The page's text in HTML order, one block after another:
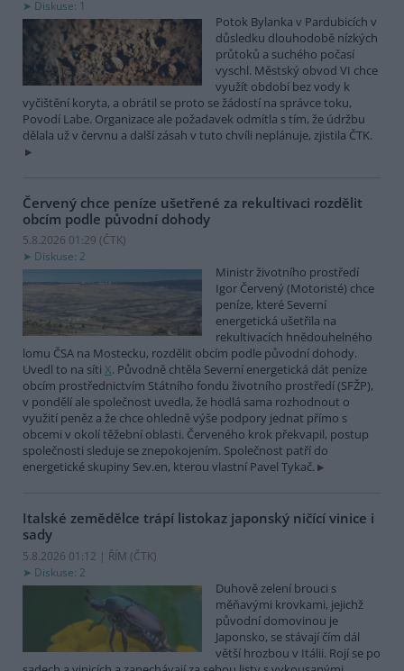
Diskuse: 1
Potok Bylanka v Pardubicích v
důsledku dlouhodobě nízkých
průtoků a suchého počasí
vyschl. Městský obvod VI chce
využít období bez vody k
vyčištění koryta, a obrátil se proto se žádostí na správce toku,
Povodí Labe. Organizace ale požadavek odmítla s tím, že údržbu
dělala už v červnu a další zásah v tuto chvíli neplánuje, zjistila ČTK.
Červený chce peníze ušetřené za rekultivaci rozdělit
obcím podle původní dohody
5.8.2026 01:29 (ČTK)
Diskuse: 2
Ministr životního prostředí
Igor Červený (Motoristé) chce
peníze, které Severní
energetická ušetřila na
rekultivacích hnědouhelného
lomu ČSA na Mostecku, rozdělit obcím podle původní dohody.
Uvedl to na síti X. Původně chtěla Severní energetická dát peníze
obcím prostřednictvím Státního fondu životního prostředí (SFŽP),
v pondělí ale společnost uvedla, že hodlá sama rozhodnout o
využití peněz a že chce ohledně výše podpory jednat přímo s
obcemi v okolí těžební oblasti. Červeného krok překvapil, postup
společnosti sleduje se znepokojením. Společnost patří do
energetické skupiny Sev.en, kterou vlastní Pavel Tykač.
Italské zemědělce trápí listokaz japonský ničící vinice i
sady
5.8.2026 01:12 | ŘÍM (ČTK)
Diskuse: 2
Duhově zelení brouci s
měňavými krovkami, jejichž
původní domovinou je
Japonsko, se stávají čím dál
větší hrozbou v Itálii. Rojí se po